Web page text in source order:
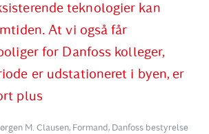
teknologier kan
At vi også får
for Danfoss kolleger,
er udstationeret i byen, er
plus
M. Clausen, Formand, Danfoss bestyrelse